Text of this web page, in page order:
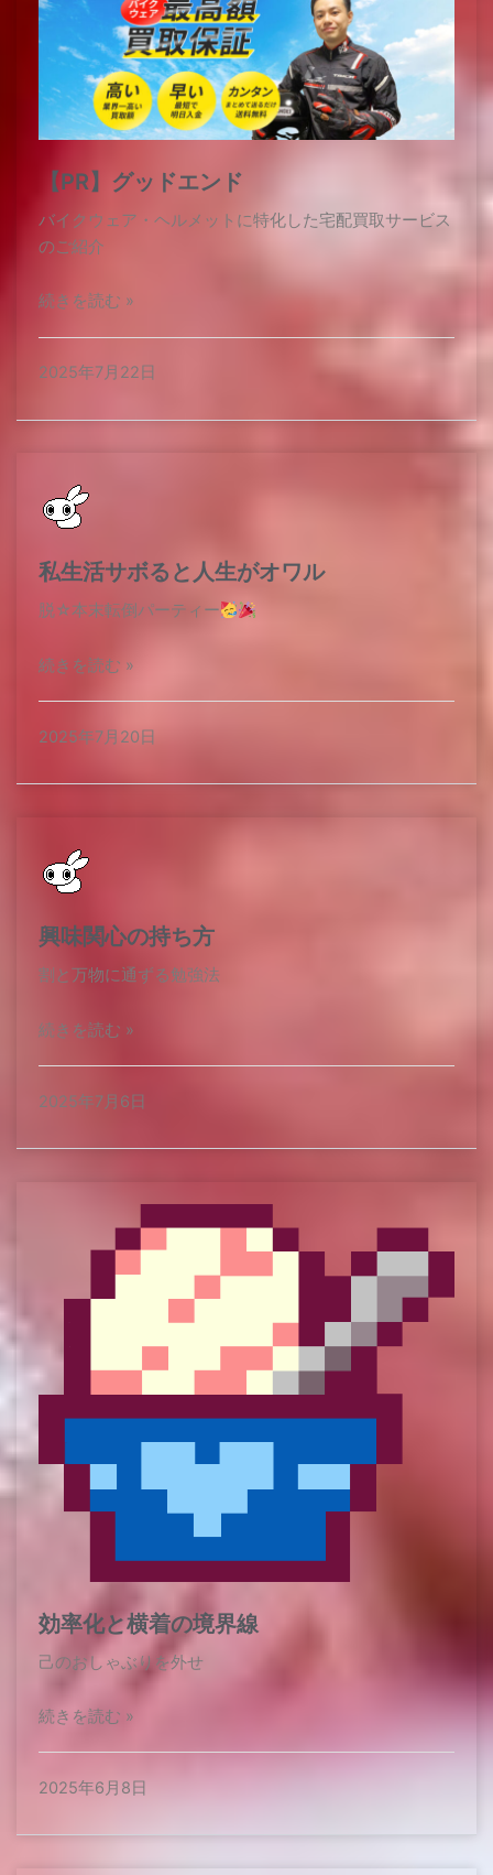
【PR】グッドエンド
バイクウェア・ヘルメットに特化した宅配買取サービス
のご紹介
続きを読む »
2025年7月22日
私生活サボると人生がオワル
脱☆本末転倒パーティー
続きを読む »
2025年7月20日
興味関心の持ち方
割と万物に通ずる勉強法​
続きを読む »
2025年7月6日
効率化と横着の境界線
己のおしゃぶりを外せ
続きを読む »
2025年6月8日